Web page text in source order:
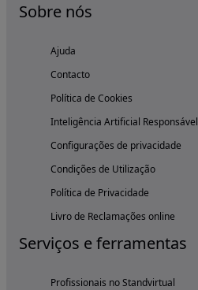
Sobre nós
Ajuda
Contacto
Política de Cookies
Inteligência Artificial Responsável
Configurações de privacidade
Condições de Utilização
Política de Privacidade
Livro de Reclamações online
Serviços e ferramentas
Profissionais no Standvirtual